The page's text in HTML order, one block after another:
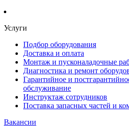
Услуги
Подбор оборудования
Доставка и оплата
Монтаж и пусконаладочные
Диагностика и ремонт
Гарантийное и
обслуживание
Инструктаж сотрудников
Поставка запасных частей и
Вакансии